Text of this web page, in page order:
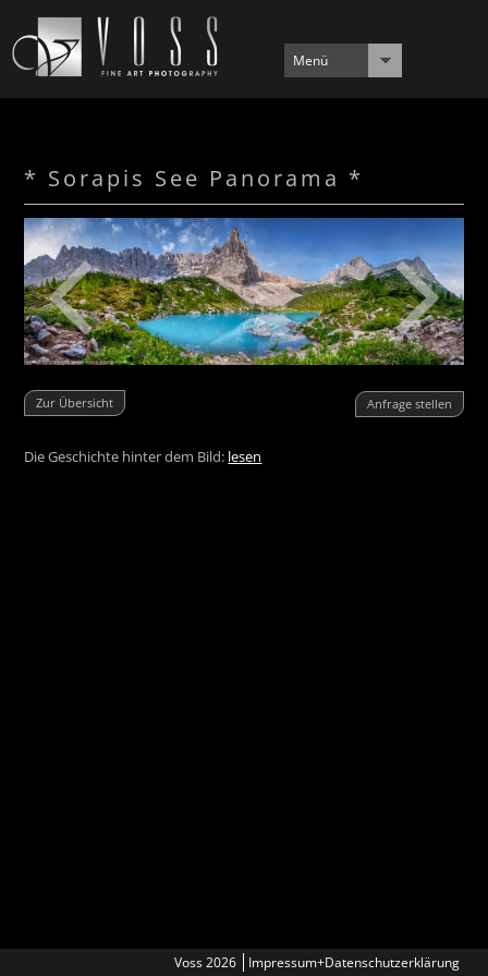
Menü
* Sorapis See Panorama *
Zur Übersicht Anfrage stellen
Die Geschichte hinter dem Bild: lesen
Voss 2026 Impressum+Datenschutzerklärung